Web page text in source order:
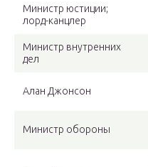
Министр юстиции;
лорд-канцлер
Министр внутренних
дел
Алан Джонсон
Министр обороны